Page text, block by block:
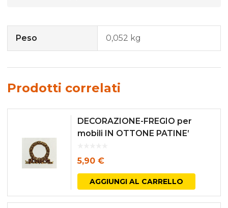
Peso 0,052 kg
Prodotti correlati
DECORAZIONE-FREGIO per
mobili IN OTTONE PATINE’
5,90 €
AGGIUNGI AL CARRELLO